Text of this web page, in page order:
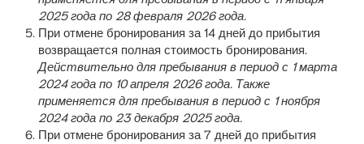
2025 года по 28 февраля 2026 года.
При отмене бронирования за 14 дней до прибытия
возвращается полная стоимость бронирования.
Действительно для пребывания в период с 1 марта
2024 года по 10 апреля 2026 года. Также
применяется для пребывания в период с 1 ноября
2024 года по 23 декабря 2025 года.
При отмене бронирования за 7 дней до прибытия